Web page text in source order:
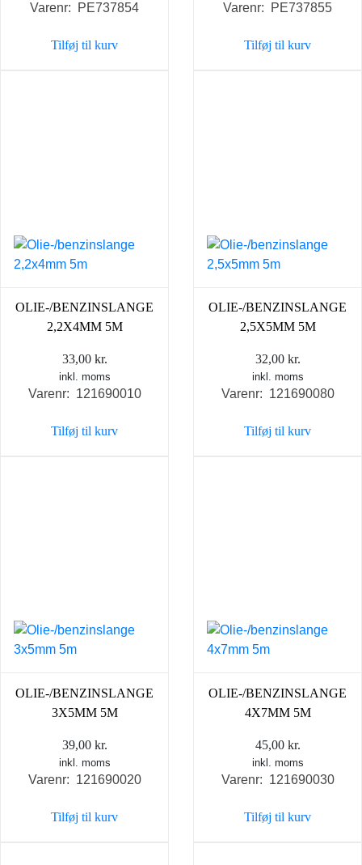
pris
42,00 kr..
pris
Varenr: PE737854
Tilføj til kurv
pris
46,00 kr..
pris
Varenr: PE737855
Tilføj til kurv
OLIE-/BENZINSLANGE
2,2X4MM 5M
33,00 kr.
inkl. moms
Varenr: 121690010
Tilføj til kurv
OLIE-/BENZINSLANGE
2,5X5MM 5M
32,00 kr.
inkl. moms
Varenr: 121690080
Tilføj til kurv
OLIE-/BENZINSLANGE
3X5MM 5M
39,00 kr.
inkl. moms
Varenr: 121690020
Tilføj til kurv
OLIE-/BENZINSLANGE
4X7MM 5M
45,00 kr.
inkl. moms
Varenr: 121690030
Tilføj til kurv